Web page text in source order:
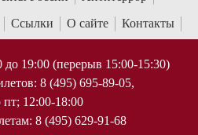
Ссылки О сайте Контакты
до 19:00 (перерыв 15:00-15:30)
8 (495) 695-89-05,
12:00-18:00
8 (495) 629-91-68